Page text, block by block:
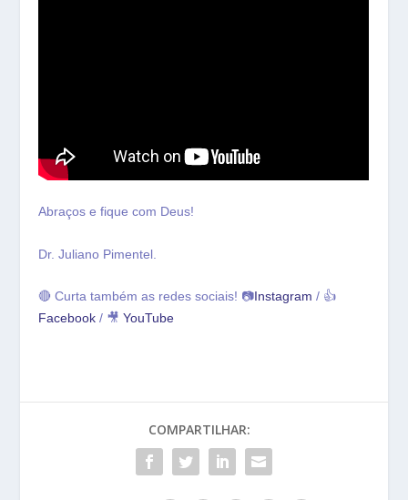
Abraços e fique com Deus!
Dr. Juliano Pimentel.
🔴 Curta também as redes sociais! 📷Instagram / 👍
Facebook / 🎥 YouTube
COMPARTILHAR: